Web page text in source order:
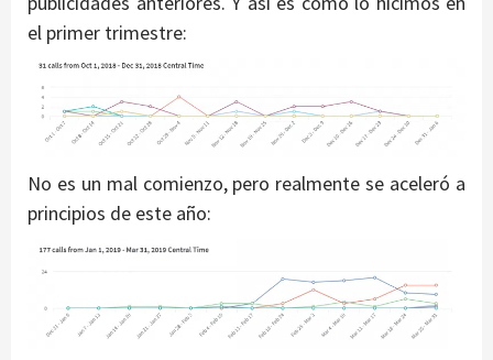
el primer trimestre:
No es un mal comienzo, pero realmente se aceleró a
principios de este año: